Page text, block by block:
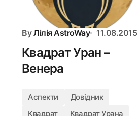
By Лілія AstroWay 11.08.2015
Квадрат Уран –
Венера
Аспекти
Довідник
Квадрат
Квадрат Урана